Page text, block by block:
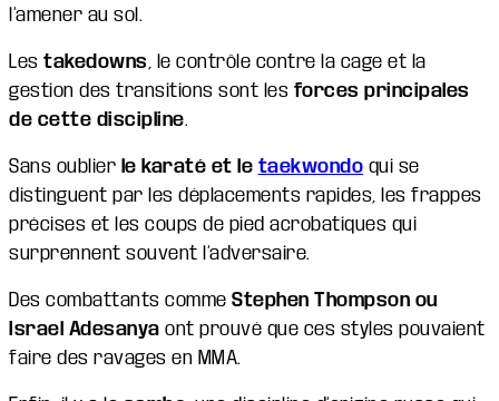
l’amener au sol.
Les takedowns , le contrôle contre la cage et la
gestion des transitions sont les forces principales
de cette discipline.
Sans oublier le karaté et le taekwondo qui se
distinguent par les déplacements rapides, les frappes
précises et les coups de pied acrobatiques qui
surprennent souvent l’adversaire.
Des combattants comme Stephen Thompson ou
Israel Adesanya ont prouvé que ces styles pouvaient
faire des ravages en MMA.